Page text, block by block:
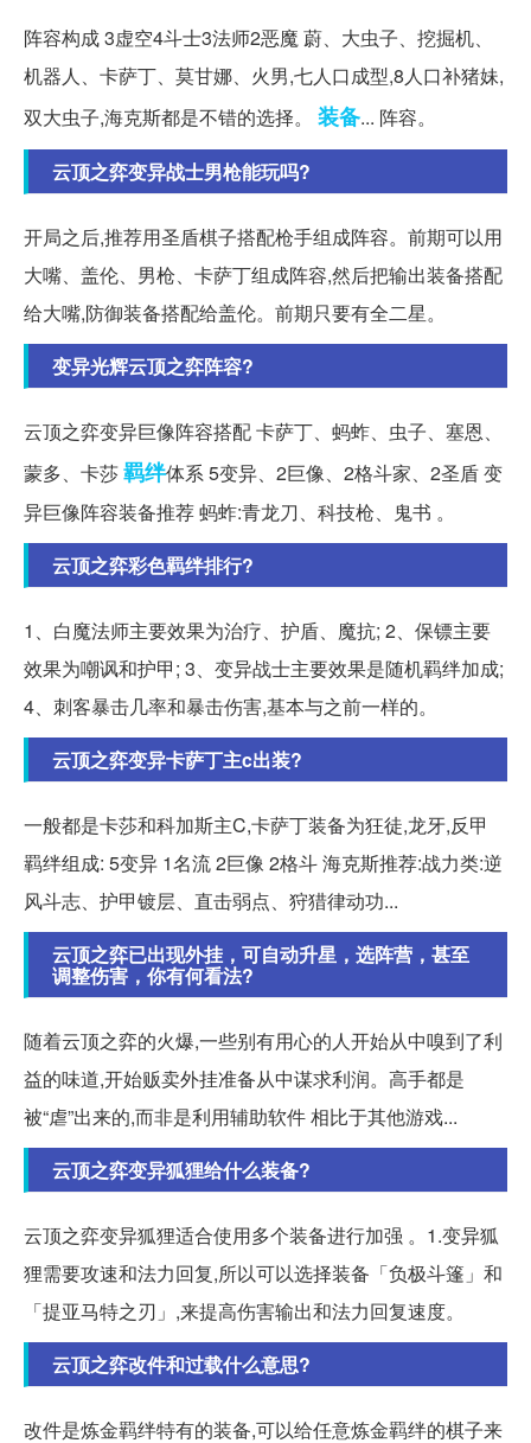
阵容构成 3虚空4斗士3法师2恶魔 蔚、大虫子、挖掘机、
机器人、卡萨丁、莫甘娜、火男,七人口成型,8人口补猪妹,
双大虫子,海克斯都是不错的选择。 装备... 阵容。
云顶之弈变异战士男枪能玩吗?
开局之后,推荐用圣盾棋子搭配枪手组成阵容。前期可以用
大嘴、盖伦、男枪、卡萨丁组成阵容,然后把输出装备搭配
给大嘴,防御装备搭配给盖伦。前期只要有全二星。
变异光辉云顶之弈阵容?
云顶之弈变异巨像阵容搭配 卡萨丁、蚂蚱、虫子、塞恩、
蒙多、卡莎羁绊体系 5变异、2巨像、2格斗家、2圣盾 变
异巨像阵容装备推荐 蚂蚱:青龙刀、科技枪、鬼书 。
云顶之弈彩色羁绊排行?
1、白魔法师主要效果为治疗、护盾、魔抗; 2、保镖主要
效果为嘲讽和护甲; 3、变异战士主要效果是随机羁绊加成;
4、刺客暴击几率和暴击伤害,基本与之前一样的。
云顶之弈变异卡萨丁主c出装?
一般都是卡莎和科加斯主C,卡萨丁装备为狂徒,龙牙,反甲
羁绊组成: 5变异 1名流 2巨像 2格斗 海克斯推荐:战力类:逆
风斗志、护甲镀层、直击弱点、狩猎律动功...
云顶之弈已出现外挂，可自动升星，选阵营，甚至
调整伤害，你有何看法?
随着云顶之弈的火爆,一些别有用心的人开始从中嗅到了利
益的味道,开始贩卖外挂准备从中谋求利润。高手都是
被“虐”出来的,而非是利用辅助软件 相比于其他游戏...
云顶之弈变异狐狸给什么装备?
云顶之弈变异狐狸适合使用多个装备进行加强 。1.变异狐
狸需要攻速和法力回复,所以可以选择装备「负极斗篷」和
「提亚马特之刃」,来提高伤害输出和法力回复速度。
云顶之弈改件和过载什么意思?
改件是炼金羁绊特有的装备,可以给任意炼金羁绊的棋子来